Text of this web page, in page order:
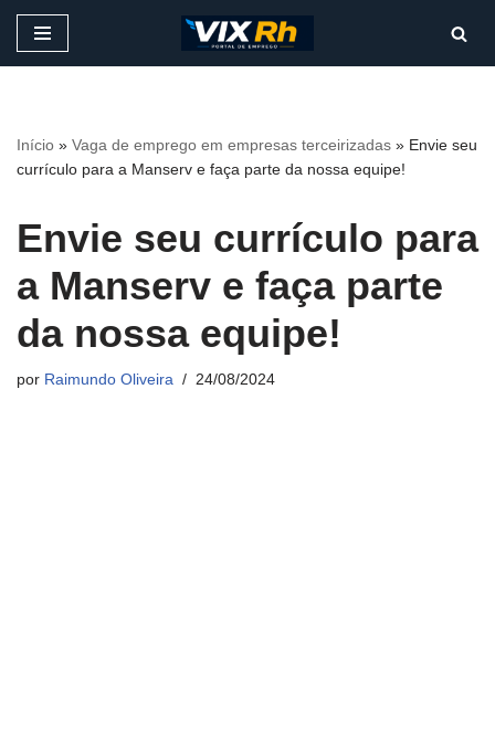
conteúdo
Início » Vaga de emprego em empresas terceirizadas » Envie seu
currículo para a Manserv e faça parte da nossa equipe!
Envie seu currículo para
a Manserv e faça parte
da nossa equipe!
por Raimundo Oliveira 24/08/2024